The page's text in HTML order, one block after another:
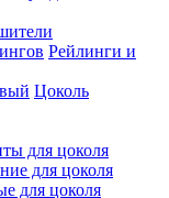
Рейлинги и
Цоколь
для цоколя
для цоколя
для цоколя